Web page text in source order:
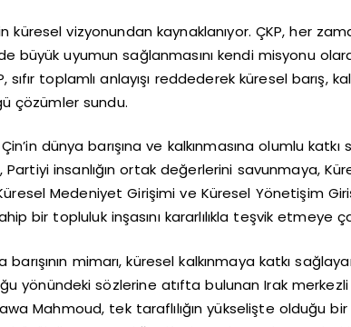
küresel vizyonundan kaynaklanıyor. ÇKP, her
büyük uyumun sağlanmasını kendi misyonu
toplamlı anlayışı reddederek küresel barış,
çözümler sundu.
dünya barışına ve kalkınmasına olumlu katkı
Partiyi insanlığın ortak değerlerini savunmaya,
Medeniyet Girişimi ve Küresel Yönetişim
bir topluluk inşasını kararlılıkla teşvik etmeye
barışının mimarı, küresel kalkınmaya katkı
yönündeki sözlerine atıfta bulunan Irak
Mahmoud, tek taraflılığın yükselişte olduğu